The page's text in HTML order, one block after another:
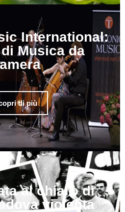
International:
Musica da
di più
al chiaro di
violenta